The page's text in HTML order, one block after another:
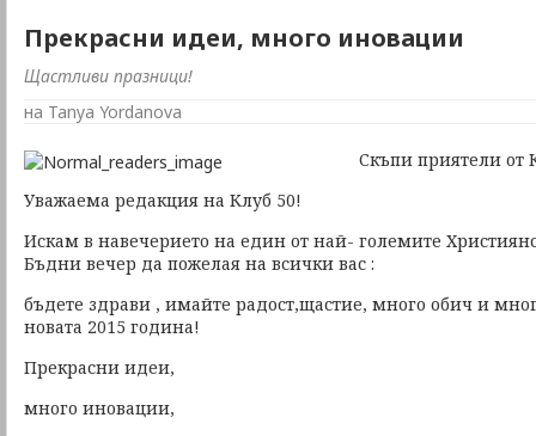
Прекрасни идеи, много иновации
Щастливи празници!
на Tanya Yordanova
Скъпи приятели от
Уважаема редакция на Клуб 50!
Искам в навечерието на един от най- големите
Бъдни вечер да пожелая на всички вас :
бъдете здрави , имайте радост,щастие, много обич и
новата 2015 година!
Прекрасни идеи,
много иновации,